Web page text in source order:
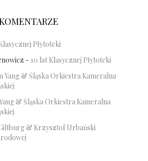
Płytoteki
- 10 lat Klasycznej Płytoteki
Yang & Śląska Orkiestra Kameralna
& Śląska Orkiestra Kameralna
& Krzysztof Urbański